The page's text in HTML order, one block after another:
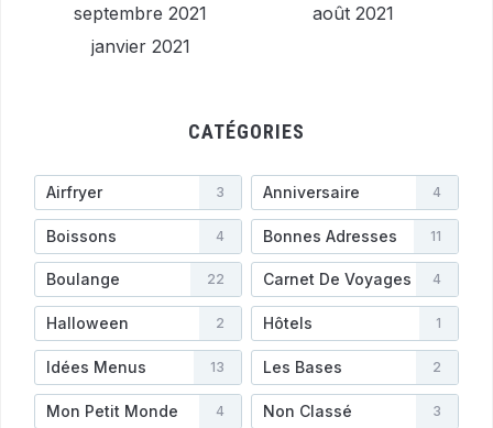
septembre 2021
août 2021
janvier 2021
CATÉGORIES
Airfryer 3 Anniversaire 4
Boissons 4 Bonnes Adresses 11
Boulange 22 Carnet De Voyages 4
Halloween 2 Hôtels 1
Idées Menus 13 Les Bases 2
Mon Petit Monde 4 Non Classé 3